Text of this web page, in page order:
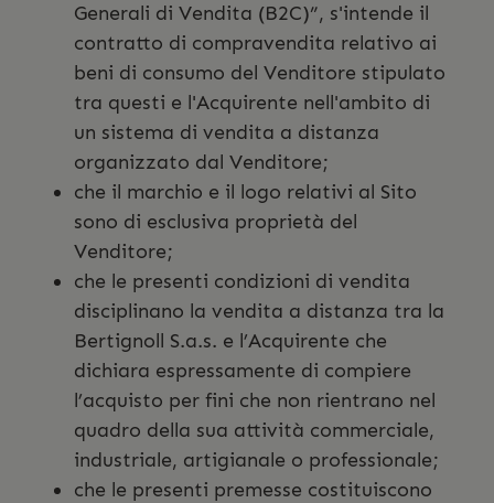
Generali di Vendita (B2C)”, s'intende il
contratto di compravendita relativo ai
beni di consumo del Venditore stipulato
tra questi e l'Acquirente nell'ambito di
un sistema di vendita a distanza
organizzato dal Venditore;
che il marchio e il logo relativi al Sito
sono di esclusiva proprietà del
Venditore;
che le presenti condizioni di vendita
disciplinano la vendita a distanza tra la
Bertignoll S.a.s. e l’Acquirente che
dichiara espressamente di compiere
l’acquisto per fini che non rientrano nel
quadro della sua attività commerciale,
industriale, artigianale o professionale;
che le presenti premesse costituiscono